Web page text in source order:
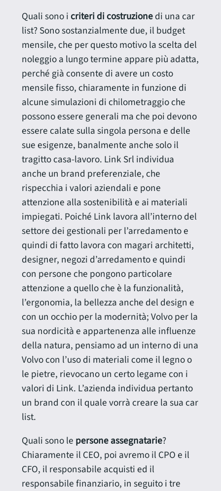
Quali sono i criteri di costruzionedi una car
list? Sono sostanzialmente due, il budget
mensile, che per questo motivo la scelta del
noleggio a lungo termine appare più adatta,
perché già consente di avere un costo
mensile fisso, chiaramente in funzione di
alcune simulazioni di chilometraggio che
possono essere generali ma che poi devono
essere calate sulla singola persona e delle
sue esigenze, banalmente anche solo il
tragitto casa-lavoro. Link Srl individua
anche un brand preferenziale, che
rispecchia i valori aziendali e pone
attenzione alla sostenibilità e ai materiali
impiegati. Poiché Link lavora all’interno del
settore dei gestionali per l’arredamento e
quindi di fatto lavora con magari architetti,
designer, negozi d’arredamento e quindi
con persone che pongono particolare
attenzione a quello che è la funzionalità,
l’ergonomia, la bellezza anche del design e
con un occhio per la modernità; Volvo per la
sua nordicità e appartenenza alle influenze
della natura, pensiamo ad un interno di una
Volvo con l’uso di materiali come il legno o
le pietre, rievocano un certo legame con i
valori di Link. L’azienda individua pertanto
un brand con il quale vorrà creare la sua car
list.
Quali sono le persone assegnatarie?
Chiaramente il CEO, poi avremo il CPO e il
CFO, il responsabile acquisti ed il
responsabile finanziario, in seguito i tre